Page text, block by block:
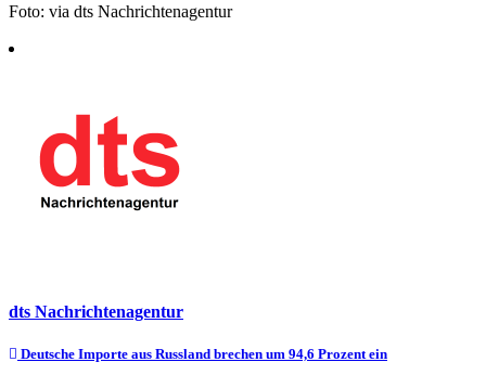
Foto: via dts Nachrichtenagentur
dts Nachrichtenagentur
Beitragsnavigation
Deutsche Importe aus Russland brechen um 94,6 Prozent ein